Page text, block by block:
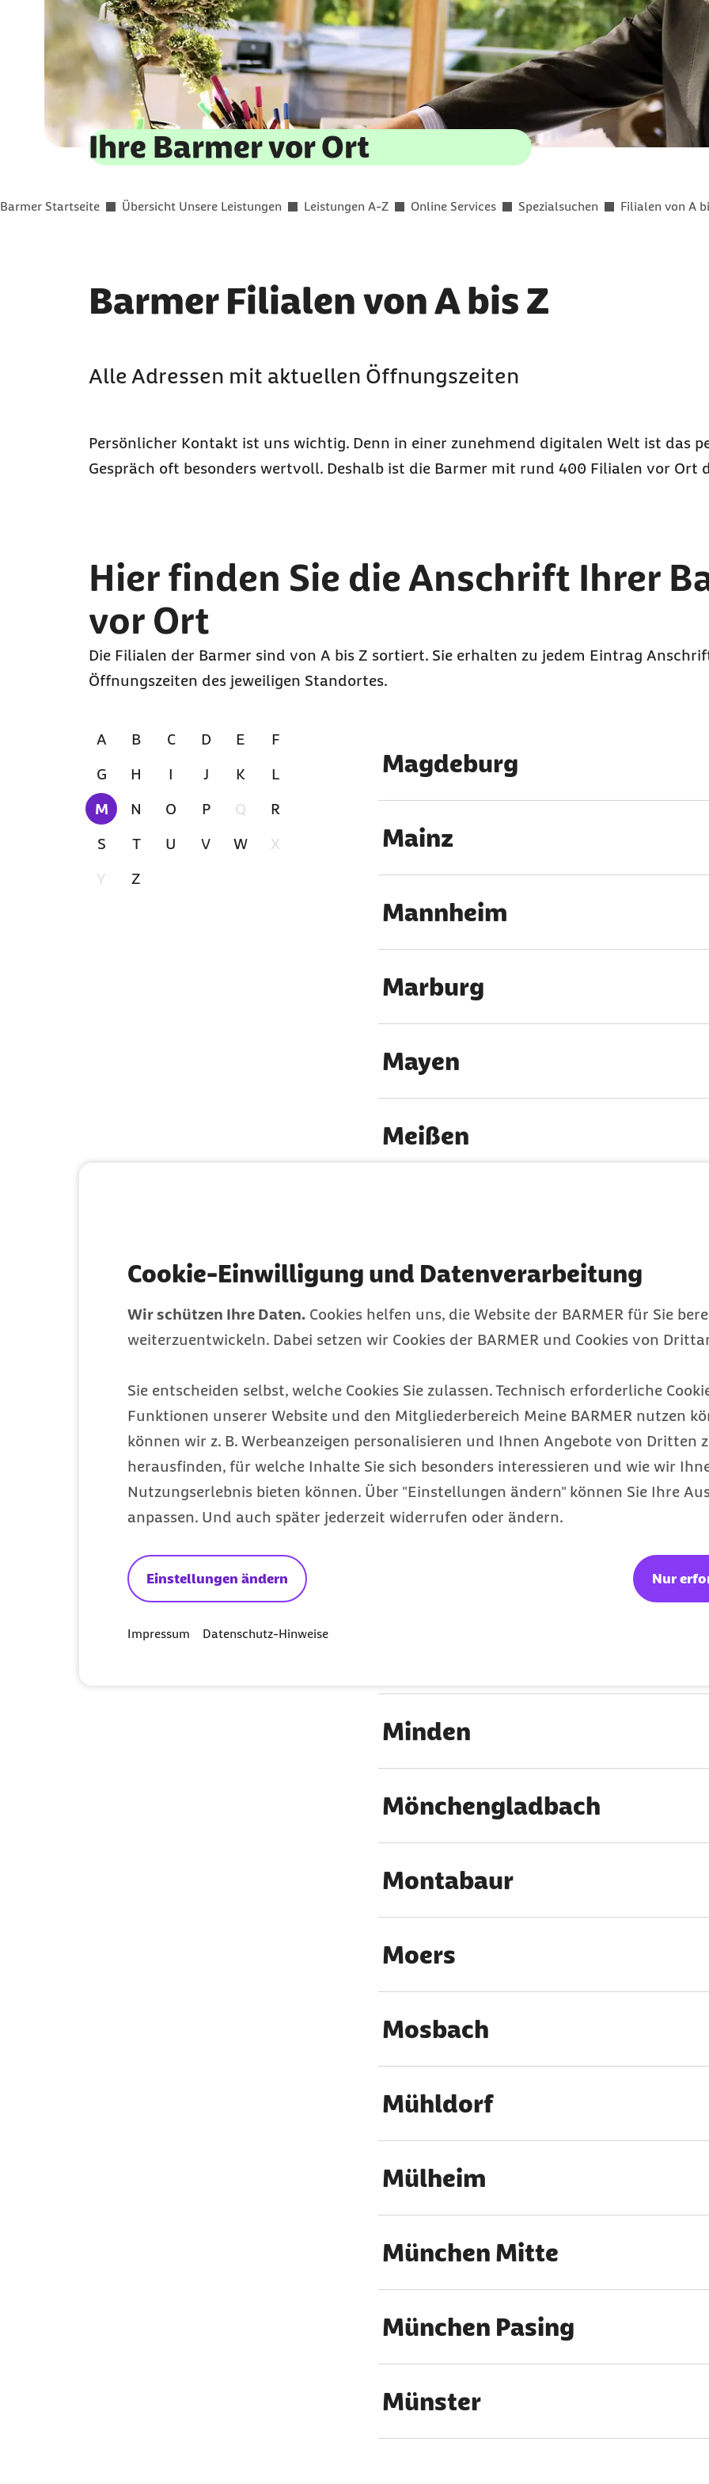
Cookie-Einwilligung und Datenverarbeitung
Wir schützen Ihre Daten. Cookies helfen uns, die Website der BARMER für Sie
weiterzuentwickeln. Dabei setzen wir Cookies der BARMER und Cookies von
Sie entscheiden selbst, welche Cookies Sie zulassen. Technisch erforderliche
Funktionen unserer Website und den Mitgliederbereich Meine BARMER nutzen
können wir z. B. Werbeanzeigen personalisieren und Ihnen Angebote von Dritten
herausfinden, für welche Inhalte Sie sich besonders interessieren und wie wir
Nutzungserlebnis bieten können. Über "Einstellungen ändern" können Sie Ihre
anpassen. Und auch später jederzeit widerrufen oder ändern.
Einstellungen ändern Nur
Impressum Datenschutz-Hinweise
Ihre Barmer vor Ort
Sie befinden sich hier:
Barmer Startseite Übersicht Unsere Leistungen Leistungen A-Z Online Services Spezialsuchen Filialen von A
Barmer Filialen von A bis Z
Alle Adressen mit aktuellen Öffnungszeiten
Persönlicher Kontakt ist uns wichtig. Denn in einer zunehmend digitalen Welt ist das
Gespräch oft besonders wertvoll. Deshalb ist die Barmer mit rund 400 Filialen vor Ort
Hier finden Sie die Anschrift Ihrer
vor Ort
Die Filialen der Barmer sind von A bis Z sortiert. Sie erhalten zu jedem Eintrag
Öffnungszeiten des jeweiligen Standortes.
A B C D E
F
G
H I J K
L
M
N O P Q
R
S
T U V W
X
Y
Z
Index für
Magdeburg
Mainz
Mannheim
Marburg
Mayen
Meißen
Memmingen
Meppen
Merseburg
Minden
Mönchengladbach
Montabaur
Moers
Mosbach
Mühldorf
Mülheim
München Mitte
München Pasing
Münster